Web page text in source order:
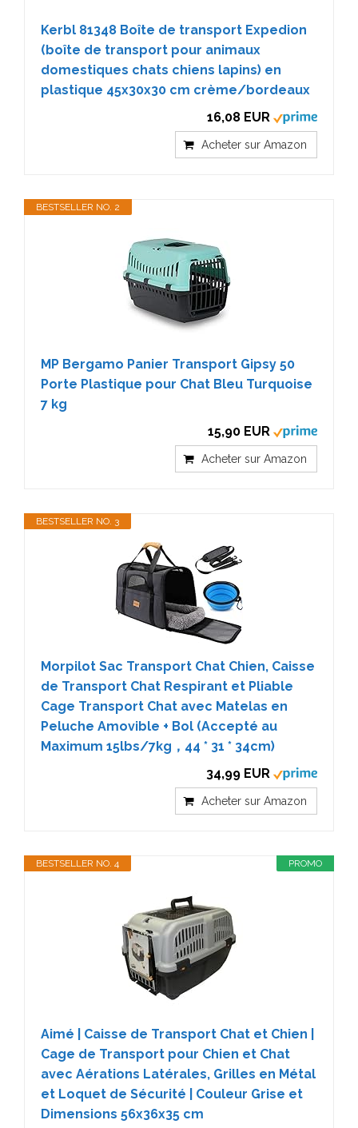
Kerbl 81348 Boîte de transport Expedion
(boîte de transport pour animaux
domestiques chats chiens lapins) en
plastique 45x30x30 cm crème/bordeaux
16,08 EUR
Acheter sur Amazon
BESTSELLER NO. 2
MP Bergamo Panier Transport Gipsy 50
Porte Plastique pour Chat Bleu Turquoise
7 kg
15,90 EUR
Acheter sur Amazon
BESTSELLER NO. 3
Morpilot Sac Transport Chat Chien, Caisse
de Transport Chat Respirant et Pliable
Cage Transport Chat avec Matelas en
Peluche Amovible + Bol (Accepté au
Maximum 15lbs/7kg，44 * 31 * 34cm)
34,99 EUR
Acheter sur Amazon
PROMO
BESTSELLER NO. 4
Aimé | Caisse de Transport Chat et Chien |
Cage de Transport pour Chien et Chat
avec Aérations Latérales, Grilles en Métal
et Loquet de Sécurité | Couleur Grise et
Dimensions 56x36x35 cm